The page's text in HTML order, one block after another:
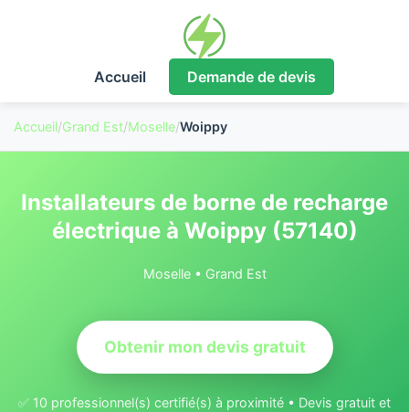
Accueil Demande de devis
Accueil/Grand Est/Moselle/Woippy
Installateurs de borne de recharge
électrique à Woippy (57140)
Moselle • Grand Est
Obtenir mon devis gratuit
✅ 10 professionnel(s) certifié(s) à proximité • Devis gratuit et